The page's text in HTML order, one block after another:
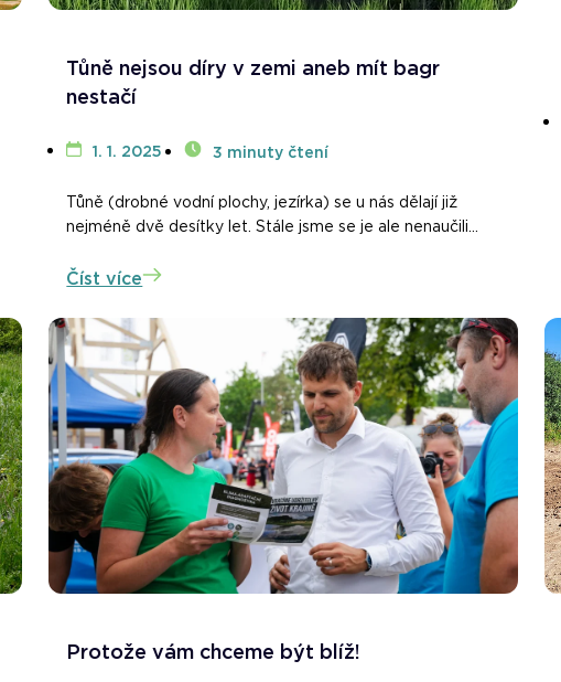
Tůně nejsou díry v zemi aneb mít bagr
nestačí
1. 1. 2025 3 minuty čtení
Tůně (drobné vodní plochy, jezírka) se u nás dělají již
nejméně dvě desítky let. Stále jsme se je ale nenaučili...
Číst více
Protože vám chceme být blíž!